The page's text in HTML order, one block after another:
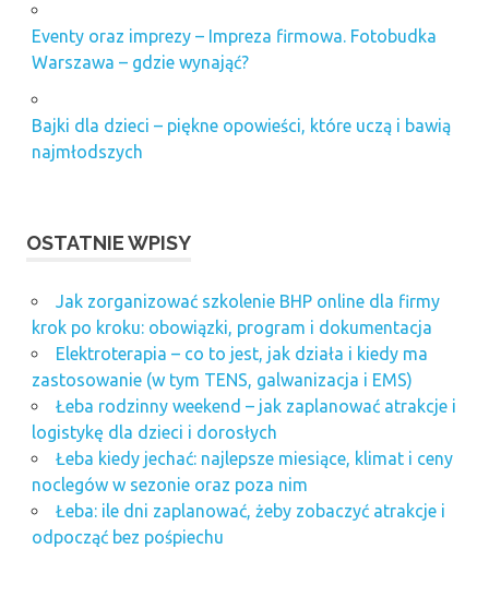
Eventy oraz imprezy – Impreza firmowa. Fotobudka
Warszawa – gdzie wynająć?
Bajki dla dzieci – piękne opowieści, które uczą i bawią
najmłodszych
OSTATNIE WPISY
Jak zorganizować szkolenie BHP online dla firmy
krok po kroku: obowiązki, program i dokumentacja
Elektroterapia – co to jest, jak działa i kiedy ma
zastosowanie (w tym TENS, galwanizacja i EMS)
Łeba rodzinny weekend – jak zaplanować atrakcje i
logistykę dla dzieci i dorosłych
Łeba kiedy jechać: najlepsze miesiące, klimat i ceny
noclegów w sezonie oraz poza nim
Łeba: ile dni zaplanować, żeby zobaczyć atrakcje i
odpocząć bez pośpiechu